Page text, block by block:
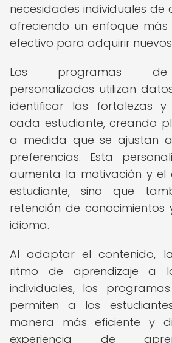
necesidades individuales de
ofreciendo un enfoque
efectivo para adquirir
Los programas de
personalizados utilizan
identificar las fortalezas
cada estudiante, creando
a medida que se ajustan
preferencias. Esta
aumenta la motivación y el
estudiante, sino que
retención de conocimientos
idioma.
Al adaptar el contenido,
ritmo de aprendizaje a
individuales, los
permiten a los
manera más eficiente y
experiencia de